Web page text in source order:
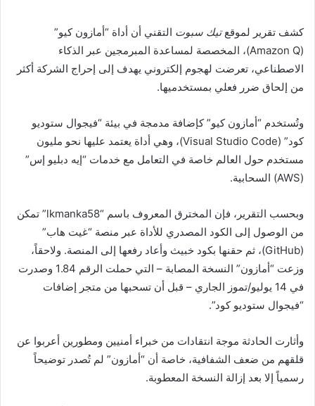
كشف تقرير لموقعتيك سبوت التقني أن أداة “أمازون كيو”
(Amazon Q)، المخصصة لمساعدة المبرمجين عبر الذكاء
الاصطناعي، تعرضت لهجوم إلكتروني يهدف إلى إحراج الشركة أكثر
من إلحاق ضرر فعلي بمستخدميها.
وتُستخدم “أمازون كيو” كإضافة مدمجة في بيئة “فيجوال ستوديو
كود” (Visual Studio Code)، وهي أداة يعتمد عليها نحو مليون
مستخدم حول العالم خاصة في التعامل مع خدمات “إيه دبليو إس”
(AWS) السحابية.
وبحسب التقرير، فإن المخترق المعروف باسم “lkmanka58” تمكن
من الوصول إلى الكود المصدري للأداة عبر منصة “غيت هاب”
(GitHub)، ثم حقنها بكود خبيث وأعاد رفعها إلى المنصة. ولاحقاً،
وزعت “أمازون” النسخة المصابة – التي حملت الرقم 1.84 وصدرت
في 14 يوليو/تموز الجاري – قبل أن تسحبها من متجر إضافات
“فيجوال ستوديو كود”.
وأثارت الحادثة موجة انتقادات من خبراء أمنيين ومطورين أعربوا عن
قلقهم من ضعف الشفافية، خاصة أن “أمازون” لم تُصدر توضيحاً
رسمياً إلا بعد إزالة النسخة المعطوبة.